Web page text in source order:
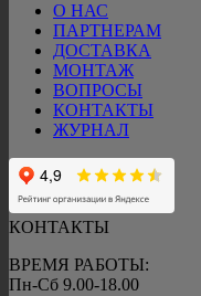
О НАС
ПАРТНЕРАМ
ДОСТАВКА
МОНТАЖ
ВОПРОСЫ
КОНТАКТЫ
ЖУРНАЛ
КОНТАКТЫ
ВРЕМЯ РАБОТЫ:
Пн-Сб 9.00-18.00